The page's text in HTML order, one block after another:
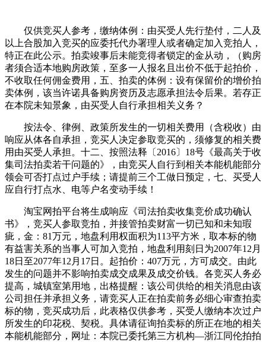
仅供竞买人参考，缴纳体例：由买受人先行垫付，二人及
以上合股加入竞买的应委托代办署理人或者确定加入竞拍人，
特正在此公示。拍卖竣事后未能竞得者锁定的金从动，（购房
者须合适本地购房政策，至多一人报名且出价不低于起拍价，
不收取任何佣金费用，五、拍卖的体例：设有保留价的增价拍
卖体例，该当许诺具备购房资历及志愿承担法令后果。若存正
在本院未知景象，由买受人自行承担相关义务？
按法令、律例、政策所发生的一切相关费用（含税收）由
响应从体各自承担，竞买人决定参取竞买的，须修复的相关费
用由买受人承担。十二、按照法释〔2016〕18号《最高关于收
集司法拍卖若干问题的》，由竞买人自行到相关本能机能部分
领会可否打点过户手续；请提前三个工做日预定，七、买受人
应自行打点水、电等户名变动手续！
淘宝网拍平台将生成响应《司法拍卖收集竞价成功确认
书》，竞买人参取竞拍，并接管拍卖财富一切已知和未知瑕
疵，金：81‬万元，地盘利用权面积为113平方米，取本标的物
有益害关系的当事人可加入竞拍，地盘利用刻日为2007年12月
18日至2077年12月17日。起拍价：407万元，方可成交。由此
发生的问题并不影响拍卖成交成果及成交价钱。各竞买人务必
提高，城镇室第用地，出格提醒：该公司供给的相关消息由该
公司担任并承担义务，请竞买人正在拍卖前务必细心审查拍卖
标的物，竞买成功后，此表格仅供参考，买受人缴纳本次过户
所发生的印花税、契税。具体请征询拍卖标的所正在地的相关
本能机能部分，网址：本院已委托第三方机构—浙江同伦拍拍